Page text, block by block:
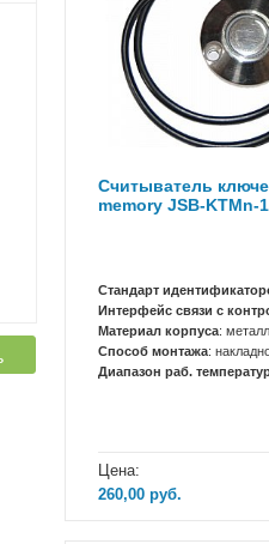
Считыватель
memory JSB-KTMn-
Стандарт
Интерфейс связи с
Материал корпуса: металл
Способ монтажа:
Диапазон раб.
Цена:
260,00 руб.